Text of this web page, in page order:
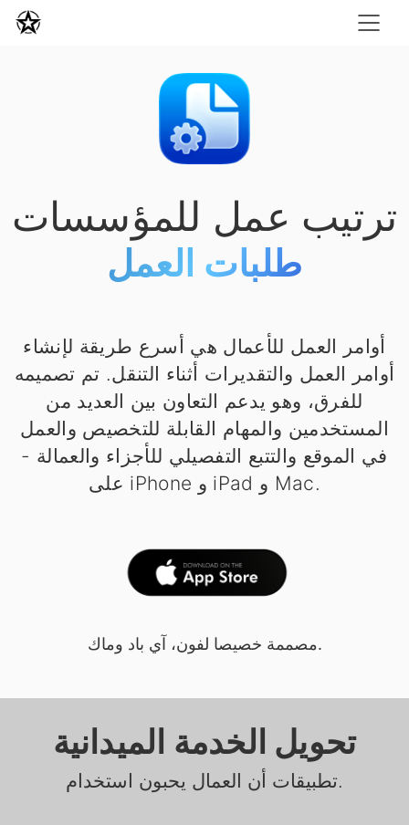
ترتيب عمل للمؤسسات
طلبات العمل
أوامر العمل للأعمال هي أسرع طريقة لإنشاء
أوامر العمل والتقديرات أثناء التنقل. تم تصميمه
للفرق، وهو يدعم التعاون بين العديد من
المستخدمين والمهام القابلة للتخصيص والعمل
في الموقع والتتبع التفصيلي للأجزاء والعمالة -
على iPhone و iPad و Mac.
مصممة خصيصا لفون، آي باد وماك.
تحويل الخدمة الميدانية
تطبيقات أن العمال يحبون استخدام.